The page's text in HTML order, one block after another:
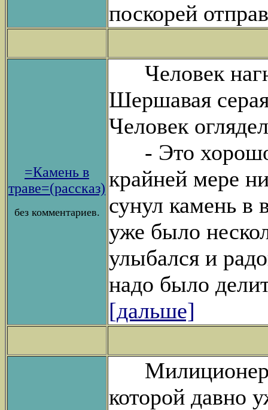
поскорей
=Камень в
траве=(рассказ)
без комментариев.
Человек
Шершавая
Человек
- Это
крайней мере
сунул камень в
уже было
улыбался и
надо было
[дальше]
Милиционер
которой давно